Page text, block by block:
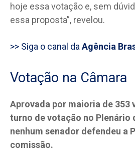
hoje essa votação e, sem
essa proposta”, revelou.
>> Siga o canal da Agência
Votação na Câmara
Aprovada por maioria de 353
turno de votação no Plenário
nenhum senador defendeu a
comissão.